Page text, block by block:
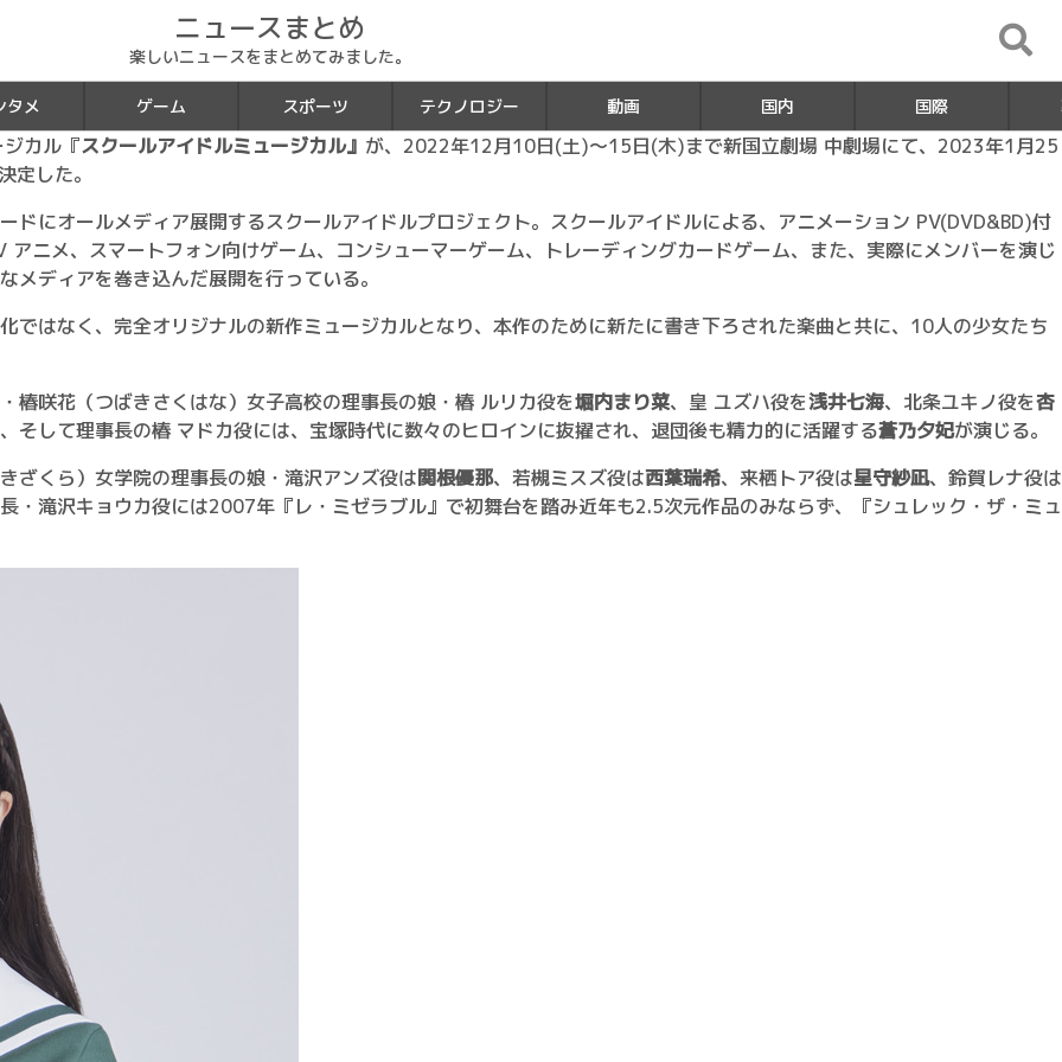
ニュースまとめ
楽しいニュースをまとめてみました。
タメ ゲーム スポーツ テクノロジー 動画 国内 国際
カル『スクールアイドルミュージカル』 が、2022年12月10日(土)～15日(木)まで新国立劇場 中劇場にて、2023年1月25
した。
ドにオールメディア展開するスクールアイドルプロジェクト。スクールアイドルによる、アニメーション PV(DVD&BD)付
ニメ、スマートフォン向けゲーム、コンシューマーゲーム、トレーディングカードゲーム、また、実際にメンバーを演じ
ディアを巻き込んだ展開を行っている。
ではなく、完全オリジナルの新作ミュージカルとなり、本作のために新たに書き下ろされた楽曲と共に、10人の少女たち
咲花（つばきさくはな）女子高校の理事長の娘・椿 ルリカ役を堀内まり菜、皇 ユズハ役を浅井七海、北条ユキノ役を杏
、そして理事長の椿 マドカ役には、宝塚時代に数々のヒロインに抜擢され、退団後も精力的に活躍する蒼乃夕妃が演じる。
ざくら）女学院の理事長の娘・滝沢アンズ役は関根優那、若槻ミスズ役は西葉瑞希、来栖トア役は星守紗凪、鈴賀レナ役は
・滝沢キョウカ役には2007年『レ・ミゼラブル』で初舞台を踏み近年も2.5次元作品のみならず、『シュレック・ザ・ミュ